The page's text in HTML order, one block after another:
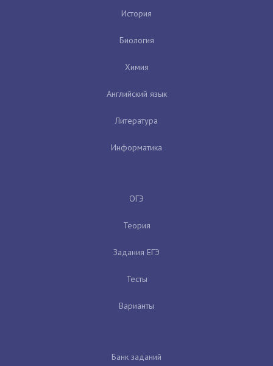
История
Биология
Химия
Английский язык
Литература
Информатика
ОГЭ
Теория
Задания ЕГЭ
Тесты
Варианты
Банк заданий